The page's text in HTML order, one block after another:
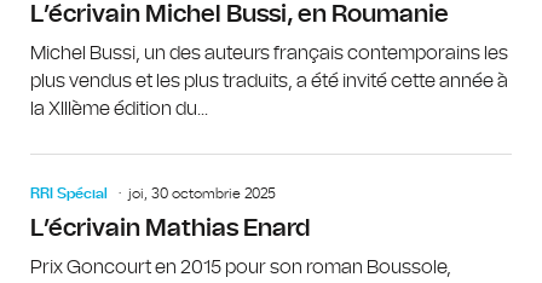
L’écrivain Michel Bussi, en Roumanie
Michel Bussi, un des auteurs français contemporains les
plus vendus et les plus traduits, a été invité cette année à
la XIIIème édition du...
RRI Spécial joi, 30 octombrie 2025
L’écrivain Mathias Enard
Prix Goncourt en 2015 pour son roman Boussole,